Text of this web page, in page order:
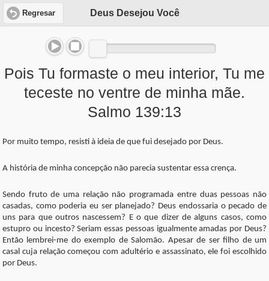
Regresar Deus Desejou Você
Pois Tu formaste o meu interior, Tu me
teceste no ventre de minha mãe.
Salmo 139:13
Por muito tempo, resisti à ideia de que fui desejado por Deus.
A história de minha concepção não parecia sustentar essa crença.
Sendo fruto de uma relação não programada entre duas pessoas não
casadas, como poderia eu ser planejado? Deus endossaria o pecado de
uns para que outros nascessem? E o que dizer de alguns casos, como
estupro ou incesto? Seriam essas pessoas igualmente amadas por Deus?
Então lembrei-me do exemplo de Salomão. Apesar de ser filho de um
casal cuja relação começou com adultério e assassinato, ele foi escolhido
por Deus.